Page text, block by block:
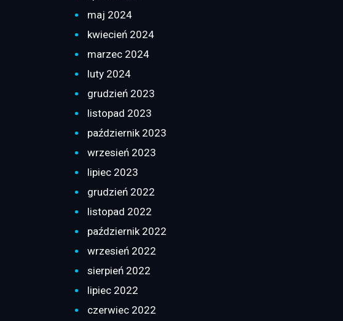
maj 2024
kwiecień 2024
marzec 2024
luty 2024
grudzień 2023
listopad 2023
październik 2023
wrzesień 2023
lipiec 2023
grudzień 2022
listopad 2022
październik 2022
wrzesień 2022
sierpień 2022
lipiec 2022
czerwiec 2022